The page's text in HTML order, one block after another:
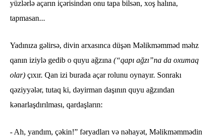
yüzlərlə açarın içərisindən onu tapa bilsən, xoş halına,
tapmasan...
Yadınıza gəlirsə, divin arxasınca düşən Məlikməmməd məhz
qanın iziylə gedib o quyu ağzına (“qapı ağzı”na da oxumaq
olar) çıxır. Qan izi burada açar rolunu oynayır. Sonrakı
qəziyyələr, tutaq ki, dəyirman daşının quyu ağzından
kənarlaşdırılması, qardaşların:
- Ah, yandım, çəkin!” fəryadları və nəhayət, Məlikməmmədin